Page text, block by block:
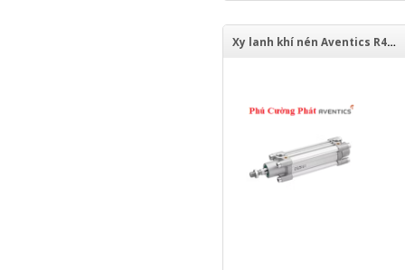
Xy lanh khí nén Aventics R480651925